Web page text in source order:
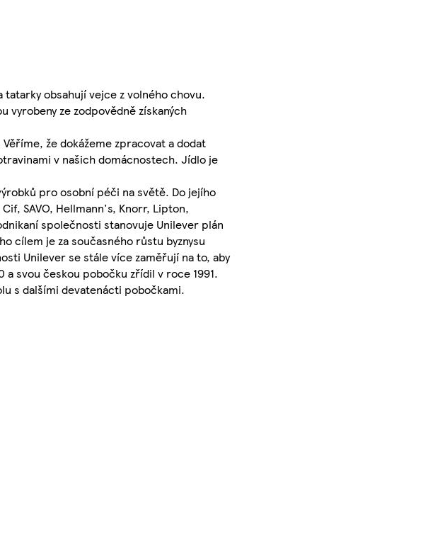
obsahují vejce z volného chovu.
ze zodpovědně získaných
že dokážeme zpracovat a dodat
v našich domácnostech. Jídlo je
pro osobní péči na světě. Do jejího
SAVO, Hellmann's, Knorr, Lipton,
společnosti stanovuje Unilever plán
cílem je za současného růstu byznysu
Unilever se stále více zaměřují na to, aby
svou českou pobočku zřídil v roce 1991.
s dalšími devatenácti pobočkami.